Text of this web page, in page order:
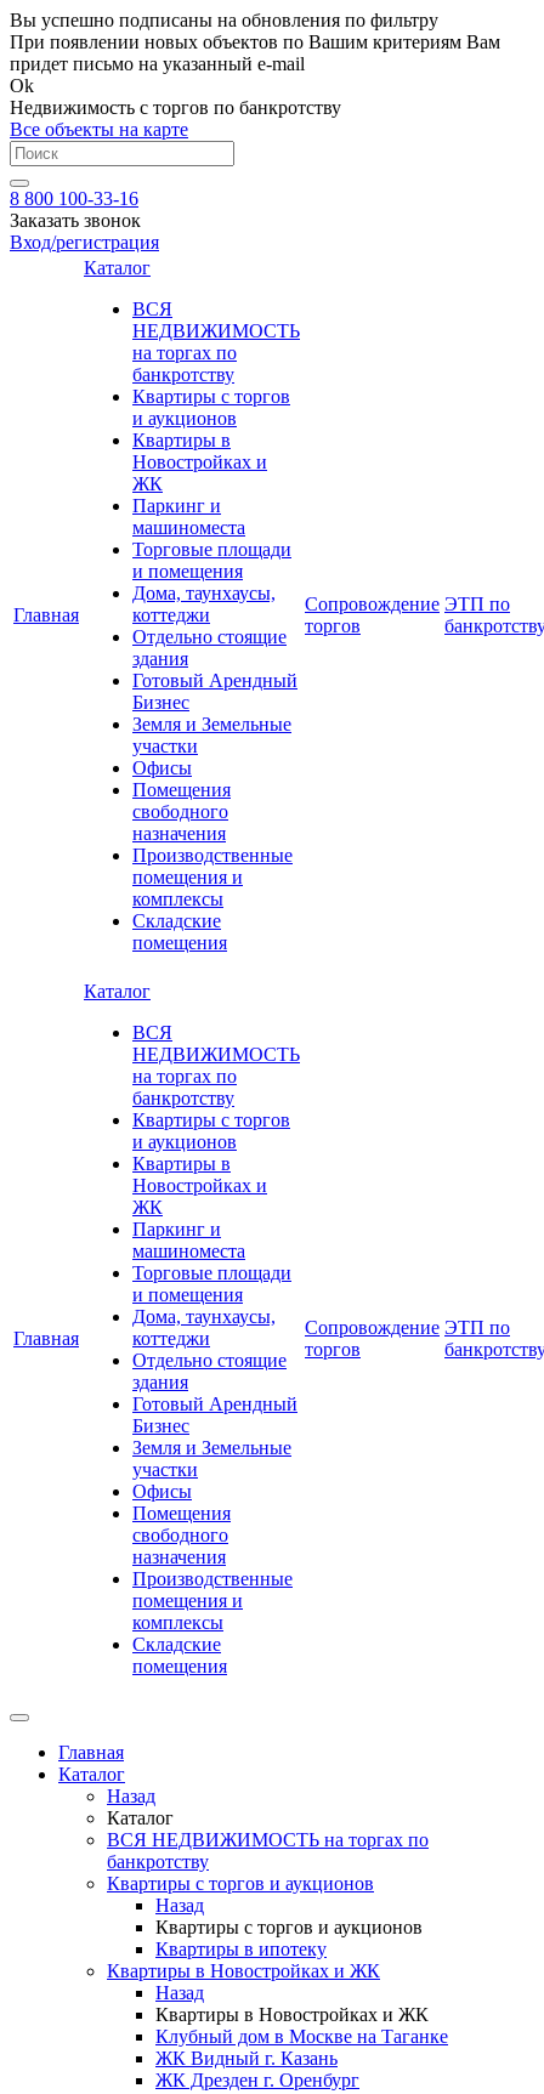
Вы успешно подписаны на обновления по фильтру
При появлении новых объектов по Вашим критериям Вам
придет письмо на указанный e-mail
Ok
Недвижимость с торгов по банкротству
Все объекты на карте
8 800 100-33-16
Заказать звонок
Вход/регистрация
Главная
Каталог
ВСЯ
НЕДВИЖИМОСТЬ
на торгах по
банкротству
Квартиры с торгов
и аукционов
Квартиры в
Новостройках и
ЖК
Паркинг и
машиноместа
Торговые площади
и помещения
Дома, таунхаусы,
коттеджи
Отдельно стоящие
здания
Готовый Арендный
Бизнес
Земля и Земельные
участки
Офисы
Помещения
свободного
назначения
Производственные
помещения и
комплексы
Складские
помещения
Сопровождение
торгов
ЭТП по
Главная
Каталог
ВСЯ
НЕДВИЖИМОСТЬ
на торгах по
банкротству
Квартиры с торгов
и аукционов
Квартиры в
Новостройках и
ЖК
Паркинг и
машиноместа
Торговые площади
и помещения
Дома, таунхаусы,
коттеджи
Отдельно стоящие
здания
Готовый Арендный
Бизнес
Земля и Земельные
участки
Офисы
Помещения
свободного
назначения
Производственные
помещения и
комплексы
Складские
помещения
Сопровождение
торгов
ЭТП по
Главная
Каталог
Назад
Каталог
ВСЯ НЕДВИЖИМОСТЬ на торгах по
банкротству
Квартиры с торгов и аукционов
Назад
Квартиры с торгов и аукционов
Квартиры в ипотеку
Квартиры в Новостройках и ЖК
Назад
Квартиры в Новостройках и ЖК
Клубный дом в Москве на Таганке
ЖК Видный г. Казань
ЖК Дрезден г. Оренбург